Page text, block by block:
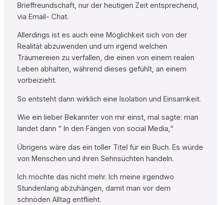
Brieffreundschaft, nur der heutigen Zeit entsprechend,
via Email- Chat.
Allerdings ist es auch eine Möglichkeit sich von der
Realität abzuwenden und um irgend welchen
Träumereien zu verfallen, die einen von einem realen
Leben abhalten, während dieses gefühlt, an einem
vorbeizieht.
So entsteht dann wirklich eine Isolation und Einsamkeit.
Wie ein lieber Bekannter von mir einst, mal sagte: man
landet dann “ In den Fängen von social Media,“
Übrigens wäre das ein toller Titel für ein Buch. Es würde
von Menschen und ihren Sehnsüchten handeln.
Ich möchte das nicht mehr. Ich meine irgendwo
Stundenlang abzuhängen, damit man vor dem
schnöden Alltag entflieht.